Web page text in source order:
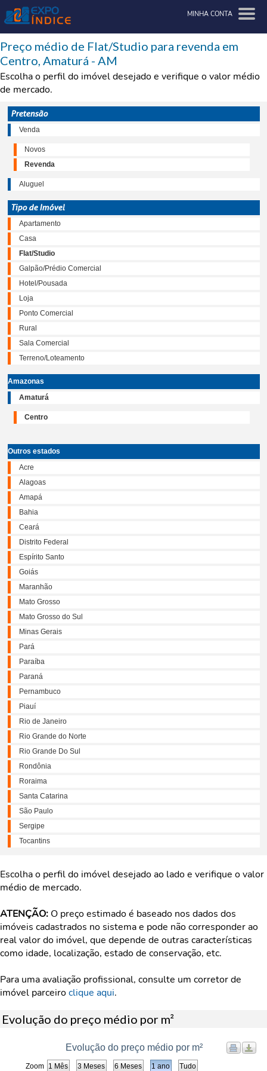
MINHA CONTA
Preço médio de Flat/Studio para revenda em
Centro, Amaturá - AM
Escolha o perfil do imóvel desejado e verifique o valor médio
de mercado.
Pretensão
Venda
Novos
Revenda
Aluguel
Tipo de Imóvel
Apartamento
Casa
Flat/Studio
Galpão/Prédio Comercial
Hotel/Pousada
Loja
Ponto Comercial
Rural
Sala Comercial
Terreno/Loteamento
Amazonas
Amaturá
Centro
Outros estados
Acre
Alagoas
Amapá
Bahia
Ceará
Distrito Federal
Espírito Santo
Goiás
Maranhão
Mato Grosso
Mato Grosso do Sul
Minas Gerais
Pará
Paraíba
Paraná
Pernambuco
Piauí
Rio de Janeiro
Rio Grande do Norte
Rio Grande Do Sul
Rondônia
Roraima
Santa Catarina
São Paulo
Sergipe
Tocantins
Escolha o perfil do imóvel desejado ao lado e verifique o valor
médio de mercado.
ATENÇÃO: O preço estimado é baseado nos dados dos
imóveis cadastrados no sistema e pode não corresponder ao
real valor do imóvel, que depende de outras características
como idade, localização, estado de conservação, etc.
Para uma avaliação profissional, consulte um corretor de
imóvel parceiroclique aqui.
Evolução do preço médio por m²
Zoom
Evolução do preço médio por m²
1 Mês 3 Meses 6 Meses 1 ano Tudo